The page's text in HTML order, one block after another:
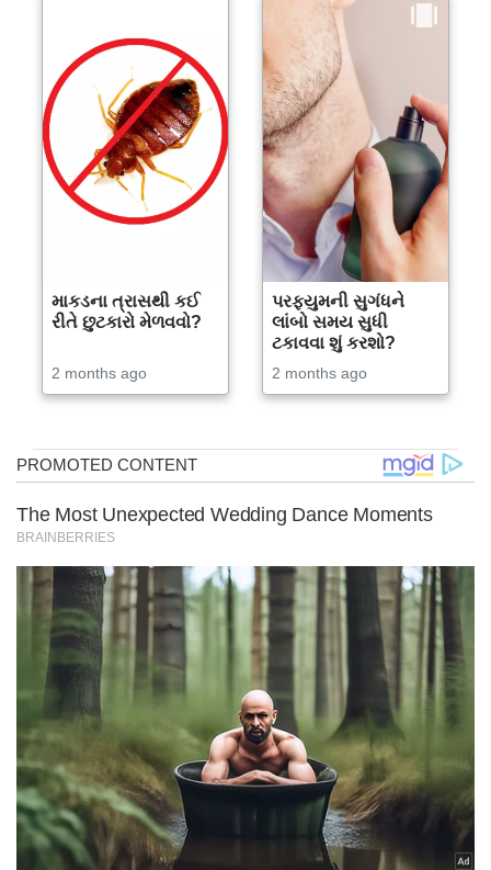
માકડના ત્રાસથી કઈ
રીતે છુટકારો મેળવવો?
2 months ago
પરફ્યુમની સુગંધને
લાંબો સમય સુધી
ટકાવવા શું કરશો?
2 months ago